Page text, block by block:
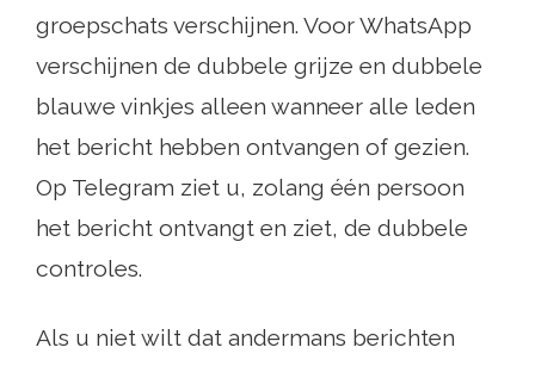
groepschats verschijnen. Voor WhatsApp
verschijnen de dubbele grijze en dubbele
blauwe vinkjes alleen wanneer alle leden
het bericht hebben ontvangen of gezien.
Op Telegram ziet u, zolang één persoon
het bericht ontvangt en ziet, de dubbele
controles.
Als u niet wilt dat andermans berichten